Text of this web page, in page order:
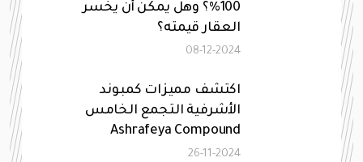
100%؟ وهل يمكن أن يخسر
العقار قيمته؟
08-12-2024
اكتشف مميزات كمبوند
الأشرفية التجمع الخامس
Ashrafeya Compound
26-11-2024